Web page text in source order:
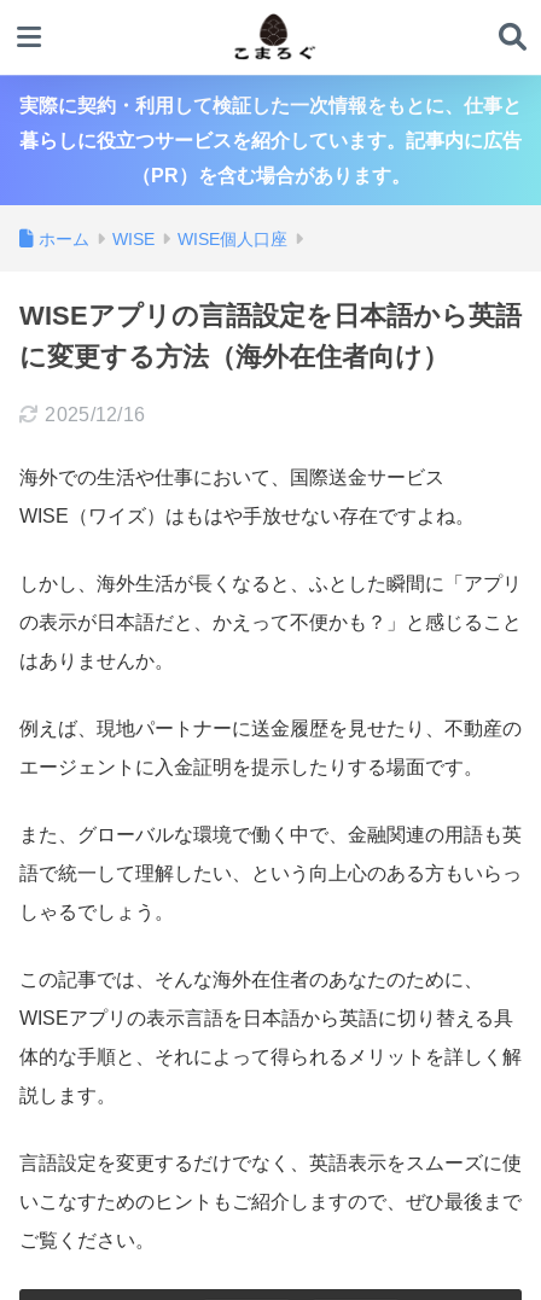
実際に契約・利用して検証した一次情報をもとに、仕事と
暮らしに役立つサービスを紹介しています。記事内に広告
（PR）を含む場合があります。
ホーム WISE WISE個人口座
WISEアプリの言語設定を日本語から英語
に変更する方法（海外在住者向け）
2025/12/16
海外での生活や仕事において、国際送金サービス
WISE（ワイズ）はもはや手放せない存在ですよね。
しかし、海外生活が長くなると、ふとした瞬間に「アプリ
の表示が日本語だと、かえって不便かも？」と感じること
はありませんか。
例えば、現地パートナーに送金履歴を見せたり、不動産の
エージェントに入金証明を提示したりする場面です。
また、グローバルな環境で働く中で、金融関連の用語も英
語で統一して理解したい、という向上心のある方もいらっ
しゃるでしょう。
この記事では、そんな海外在住者のあなたのために、
WISEアプリの表示言語を日本語から英語に切り替える具
体的な手順と、それによって得られるメリットを詳しく解
説します。
言語設定を変更するだけでなく、英語表示をスムーズに使
いこなすためのヒントもご紹介しますので、ぜひ最後まで
ご覧ください。